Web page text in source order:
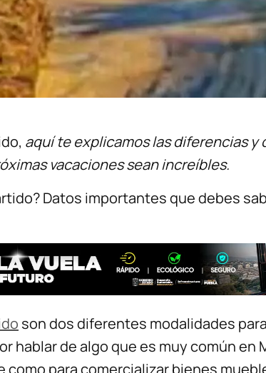
aquí te explicamos las diferencias y
vacaciones sean increíbles.
Datos importantes que debes
son dos diferentes modalidades
hablar de algo que es muy común en